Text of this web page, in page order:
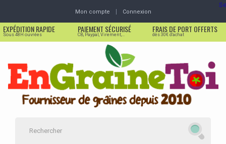
Mon compte Connexion
EXPÉDITION RAPIDE
Sous 48H ouvrées
PAIEMENT SÉCURISÉ
CB, Paypal, Virement,...
FRAIS DE PORT OFFERTS
dès 30€ d'achat